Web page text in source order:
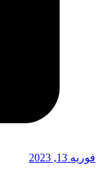
فوریه 13, 2023